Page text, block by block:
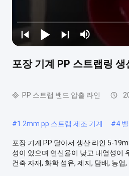
포장 기계 PP 스트랩링
PP 스트랩 밴드 압출 라인
#1.2mm pp 스트랩 제조 기계 #4
포장 기계 PP 달아서 생산 라인 5-
성이 있으며 연신율이 낮고 내열성이
건축 자재, 화학 ​​섬유, 제지, 담배, 농업,